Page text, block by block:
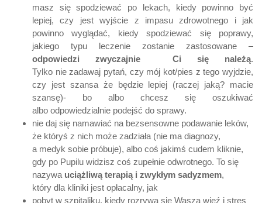
masz się spodziewać po lekach, kiedy powinno być
lepiej, czy jest wyjście z impasu zdrowotnego i jak
powinno wyglądać, kiedy spodziewać się poprawy,
jakiego typu leczenie zostanie zastosowane –
odpowiedzi zwyczajnie Ci się należą.
Tylko nie zadawaj pytań, czy mój kot/pies z tego wyjdzie,
czy jest szansa że będzie lepiej (raczej jaką? macie
szansę)- bo albo chcesz się oszukiwać
albo odpowiedzialnie podejść do sprawy.
nie daj się namawiać na bezsensowne podawanie leków,
że któryś z nich może zadziała (nie ma diagnozy,
a medyk sobie próbuje), albo coś jakimś cudem kliknie,
gdy po Pupilu widzisz coś zupełnie odwrotnego. To się
nazywa uciążliwą terapią i zwykłym sadyzmem,
który dla kliniki jest opłacalny, jak
pobyt w szpitaliku, kiedy rozrywa się Wasza więź i stres